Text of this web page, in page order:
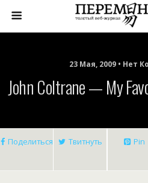
23 Мая, 2009 • Нет
John Coltrane — My
Поделиться Твитнуть Pin